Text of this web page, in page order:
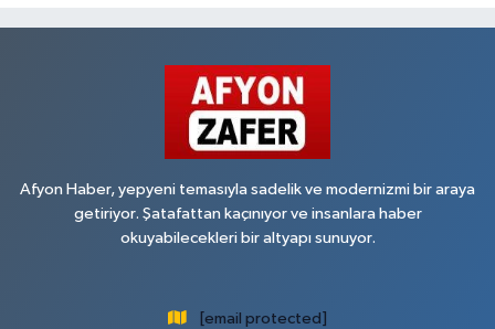
Afyon Haber, yepyeni temasıyla sadelik ve modernizmi bir araya
getiriyor. Şatafattan kaçınıyor ve insanlara haber
okuyabilecekleri bir altyapı sunuyor.
[email protected]